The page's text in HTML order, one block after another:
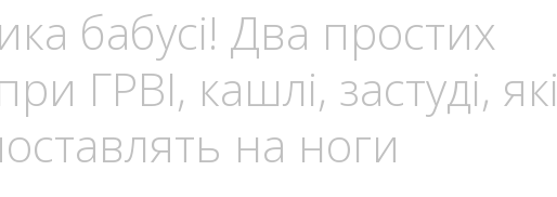
бабусі! Два простих
ГРВІ, кашлі, застуді, які
на ноги